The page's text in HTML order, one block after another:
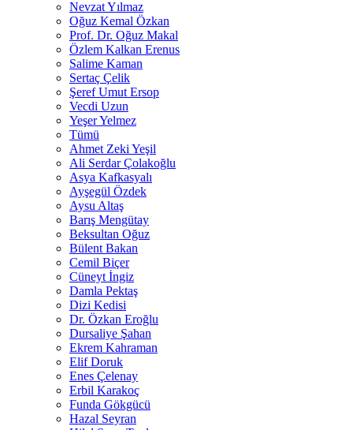
Nevzat Yılmaz
Oğuz Kemal Özkan
Prof. Dr. Oğuz Makal
Özlem Kalkan Erenus
Salime Kaman
Sertaç Çelik
Şeref Umut Ersop
Vecdi Uzun
Yeşer Yelmez
Tümü
Ahmet Zeki Yeşil
Ali Serdar Çolakoğlu
Asya Kafkasyalı
Ayşegül Özdek
Aysu Altaş
Barış Mengütay
Beksultan Oğuz
Bülent Bakan
Cemil Biçer
Cüneyt İngiz
Damla Pektaş
Dizi Kedisi
Dr. Özkan Eroğlu
Dursaliye Şahan
Ekrem Kahraman
Elif Doruk
Enes Çelenay
Erbil Karakoç
Funda Gökgücü
Hazal Seyran